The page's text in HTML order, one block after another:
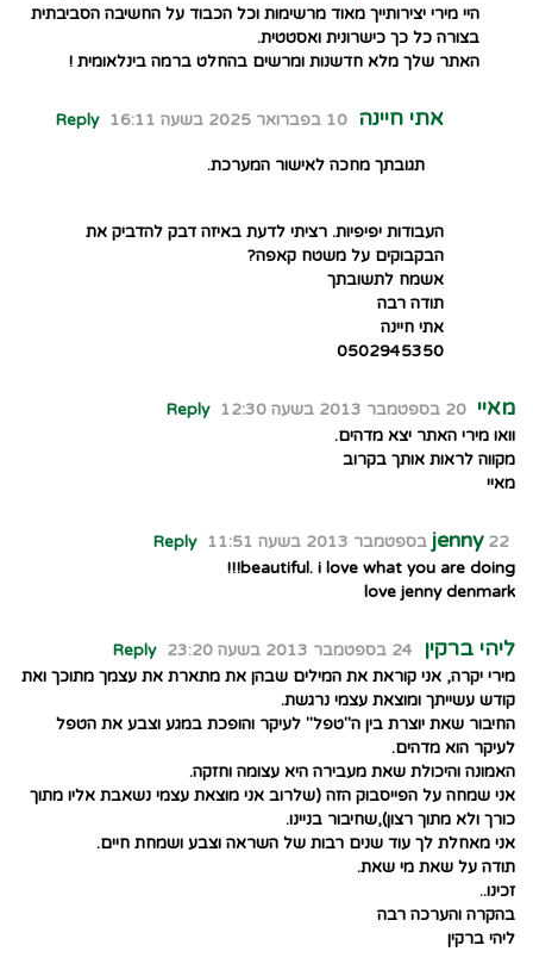
היי מירי יצירותייך מאוד מרשימות וכל הכבוד על החשיבה הסביבתית
בצורה כל כך כישרונית ואסטטית.
האתר שלך מלא חדשנות ומרשים בהחלט ברמה בינלאומית !
אתי חיינה 10 בפברואר 2025 בשעה 16:11 Reply
תגובתך מחכה לאישור המערכת.
העבודות יפיפיות. רציתי לדעת באיזה דבק להדביק את
הבקבוקים על משטח קאפה?
אשמח לתשובתך
תודה רבה
אתי חיינה
0502945350
מאיי 20 בספטמבר 2013 בשעה 12:30
Reply
וואו מירי האתר יצא מדהים.
מקווה לראות אותך בקרוב
מאיי
jenny 22 בספטמבר 2013 בשעה 11:51
Reply
beautiful. i love what you are doing!!!
love jenny denmark
ליהי ברקין 24 בספטמבר 2013 בשעה 23:20
Reply
מירי יקרה, אני קוראת את המילים שבהן את מתארת את עצמך מתוכך ואת
קודש עשייתך ומוצאת עצמי נרגשת.
החיבור שאת יוצרת בין ה"טפל" לעיקר והופכת במגע וצבע את הטפל
לעיקר הוא מדהים.
האמונה והיכולת שאת מעבירה היא עצומה וחזקה.
אני שמחה על הפייסבוק הזה (שלרוב אני מוצאת עצמי נשאבת אליו מתוך
כורך ולא מתוך רצון),שחיבור בניינו.
אני מאחלת לך עוד שנים רבות של השראה וצבע ושמחת חיים.
תודה על שאת מי שאת.
זכינו..
בהקרה והערכה רבה
ליהי ברקין